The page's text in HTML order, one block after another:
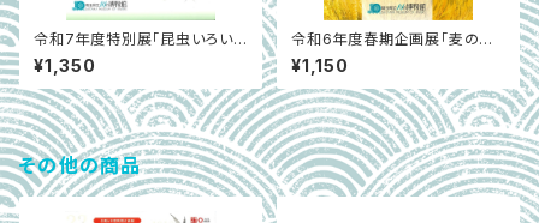
令和7年度特別展「昆虫いろいろ
～標本から見える昆虫の世界
～」
¥1,350
令和6年度春期企画展「麦の国
さいたま」展示解説書
¥1,150
その他の商品